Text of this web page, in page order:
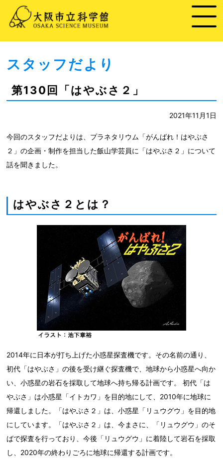
スタッフだより
第130回「はやぶさ２」
2021年11月1日
今回のスタッフだよりは、プラネタリウム「がんばれ！はやぶさ
２」の企画・制作を担当した飯山学芸員に「はやぶさ２」について
話を聞きました。
はやぶさ２とは？
2014年に日本が打ち上げた小惑星探査機です。その名前の通り、
初代「はやぶさ」の後を受け継ぐ探査機で、地球から小惑星へ向か
い、小惑星の岩石を採取して地球へ持ち帰る計画です。 初代「は
やぶさ」は小惑星「イトカワ」を目的地にして、2010年に地球に
帰還しました。「はやぶさ２」は、小惑星「リュウグウ」を目的地
にしています。「はやぶさ２」は、今まさに、「リュウグウ」のそ
ばで探査を行っており、今後「リュウグウ」に着陸して岩石を採取
し、2020年の終わりごろに地球に帰還する計画です。